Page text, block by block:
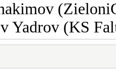
Yadrov (KS